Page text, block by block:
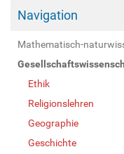
Navigation
Mathematisch-
Ethik
Religionslehren
Geographie
Geschichte